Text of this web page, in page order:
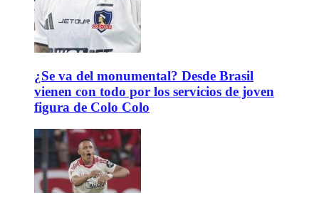
¿Se va del monumental? Desde Brasil
vienen con todo por los servicios de joven
figura de Colo Colo